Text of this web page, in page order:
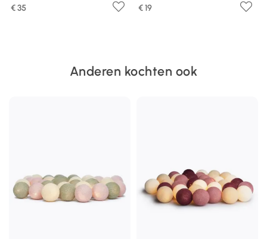
€ 35 € 19
Anderen kochten ook